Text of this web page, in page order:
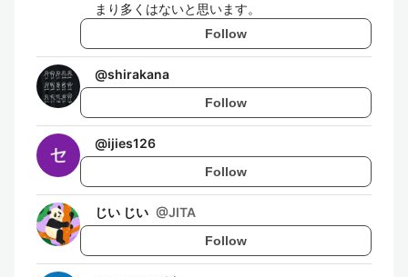
まり多くはないと思います。
Follow
@shirakana
Follow
@ijies126
Follow
じい じい @JITA
Follow